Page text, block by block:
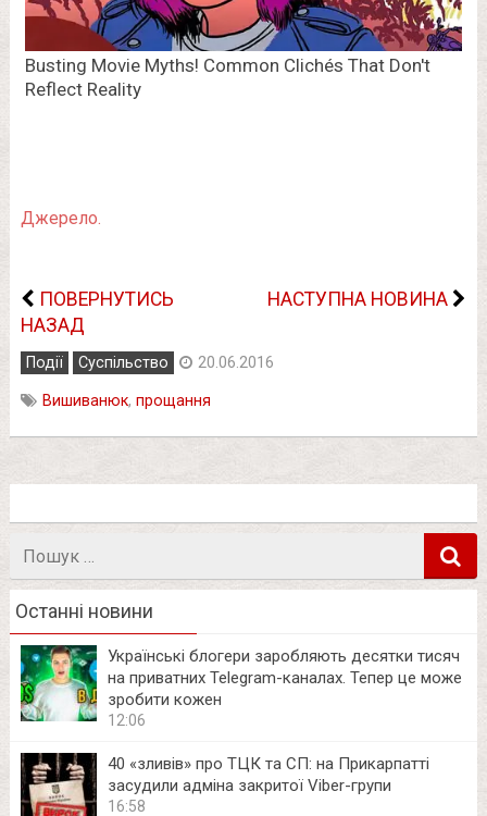
Джерело.
ПОВЕРНУТИСЬ
НАЗАД
НАСТУПНА НОВИНА
Події Суспільство 20.06.2016
Вишиванюк, прощання
Останні новини
Українські блогери заробляють десятки тисяч
на приватних Telegram-каналах. Тепер це може
зробити кожен
12:06
40 «зливів» про ТЦК та СП: на Прикарпатті
засудили адміна закритої Viber-групи
16:58